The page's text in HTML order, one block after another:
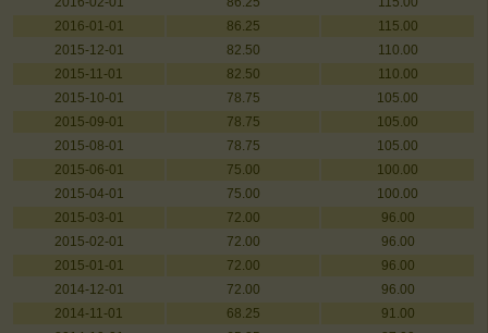
2016-01-01
86.25
115.00
2015-12-01
82.50
110.00
2015-11-01
82.50
110.00
2015-10-01
78.75
105.00
2015-09-01
78.75
105.00
2015-08-01
78.75
105.00
2015-06-01
75.00
100.00
2015-04-01
75.00
100.00
2015-03-01
72.00
96.00
2015-02-01
72.00
96.00
2015-01-01
72.00
96.00
2014-12-01
72.00
96.00
2014-11-01
68.25
91.00